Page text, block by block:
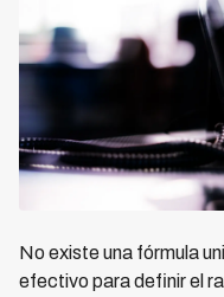
No existe una fórmula
efectivo para definir el